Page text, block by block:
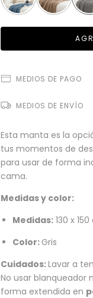
MEDIOS DE PAGO
MEDIOS DE ENVÍO
Esta manta es la
tus momentos de
para usar de forma
cama.
Medidas y color:
Medidas: 130 x
Color: Gris
Cuidados:Lavar a
No usar blanqueador
forma extendida en